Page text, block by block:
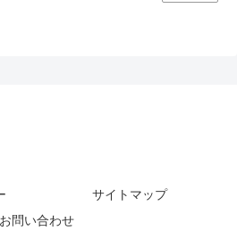
サイトマップ
お問い合わせ